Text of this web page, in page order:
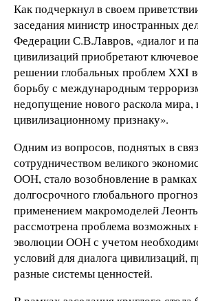
Как подчеркнул в своем
заседания министр иностранных
Федерации С.В.Лавров, «диалог и
цивилизаций приобретают
решении глобальных проблем XXI
борьбу с международным
недопущение нового раскола мира,
цивилизационному признаку».
Одним из вопросов, поднятых в
сотрудничеством великого
ООН, стало возобновление в
долгосрочного глобального
применением макромоделей
рассмотрена проблема возможных
эволюции ООН с учетом
условий для диалога цивилизаций,
разные системы ценностей.